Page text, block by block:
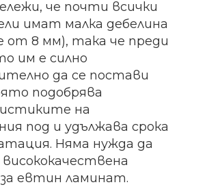
че почти всички
имат малка дебелина
от 8 мм), така че преди
им е силно
да се постави
подобрява
на
под и удължава срока
Няма нужда да
евтин ламинат.